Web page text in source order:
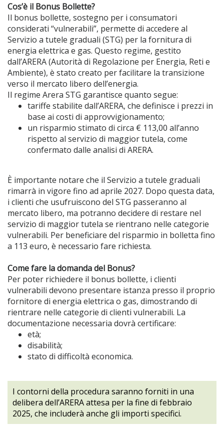
Cos’è il Bonus Bollette?
Il bonus bollette, sostegno per i consumatori
considerati “vulnerabili”, permette di accedere al
Servizio a tutele graduali (STG) per la fornitura di
energia elettrica e gas. Questo regime, gestito
dall’ARERA (Autorità di Regolazione per Energia, Reti e
Ambiente), è stato creato per facilitare la transizione
verso il mercato libero dell’energia.
Il regime Arera STG garantisce quanto segue:
tariffe stabilite dall’ARERA, che definisce i prezzi in
base ai costi di approvvigionamento;
un risparmio stimato di circa € 113,00 all’anno
rispetto al servizio di maggior tutela, come
confermato dalle analisi di ARERA.
È importante notare che il Servizio a tutele graduali
rimarrà in vigore fino ad aprile 2027. Dopo questa data,
i clienti che usufruiscono del STG passeranno al
mercato libero, ma potranno decidere di restare nel
servizio di maggior tutela se rientrano nelle categorie
vulnerabili. Per beneficiare del risparmio in bolletta fino
a 113 euro, è necessario fare richiesta.
Come fare la domanda del Bonus?
Per poter richiedere il bonus bollette, i clienti
vulnerabili devono presentare istanza presso il proprio
fornitore di energia elettrica o gas, dimostrando di
rientrare nelle categorie di clienti vulnerabili. La
documentazione necessaria dovrà certificare:
età;
disabilità;
stato di difficoltà economica.
I contorni della procedura saranno forniti in una
delibera dell’ARERA attesa per la fine di febbraio
2025, che includerà anche gli importi specifici.